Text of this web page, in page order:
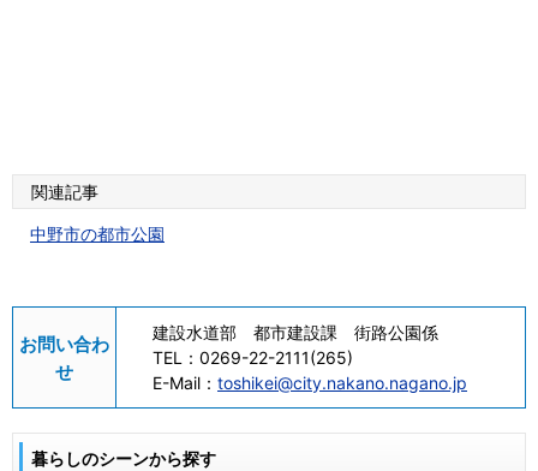
関連記事
中野市の都市公園
お問い合わ
せ
建設水道部 都市建設課 街路公園係
TEL： 0269-22-2111(265)
E-Mail： toshikei@city.nakano.nagano.jp
暮らしのシーンから探す